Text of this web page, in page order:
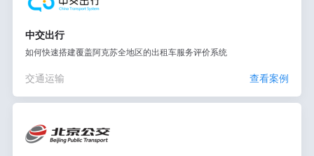
中交出行
如何快速搭建覆盖阿克苏全地区的出租车服务评价系统
交通运输 查看案例